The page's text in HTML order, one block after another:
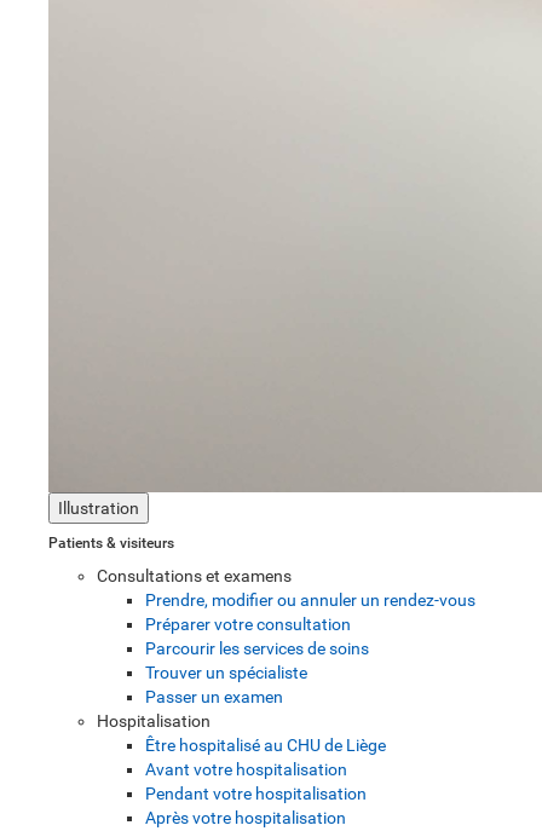
Illustration
Patients & visiteurs
Consultations et examens
Prendre, modifier ou annuler un rendez-vous
Préparer votre consultation
Parcourir les services de soins
Trouver un spécialiste
Passer un examen
Hospitalisation
Être hospitalisé au CHU de Liège
Avant votre hospitalisation
Pendant votre hospitalisation
Après votre hospitalisation